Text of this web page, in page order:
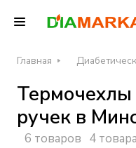
Главная
ручек в
6 товаров 4 товара